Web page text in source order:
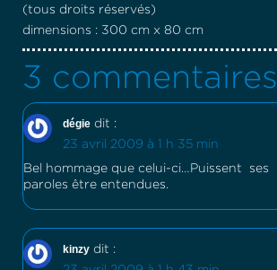
(tous droits réservés)
dimensions : 300 cm x 80 cm
3 commentaires
dégie dit :
23 avril 2009 à 1 h 35 min
Bel hommage que celui-ci…Puissent ses
paroles être entendues.
kinzy dit :